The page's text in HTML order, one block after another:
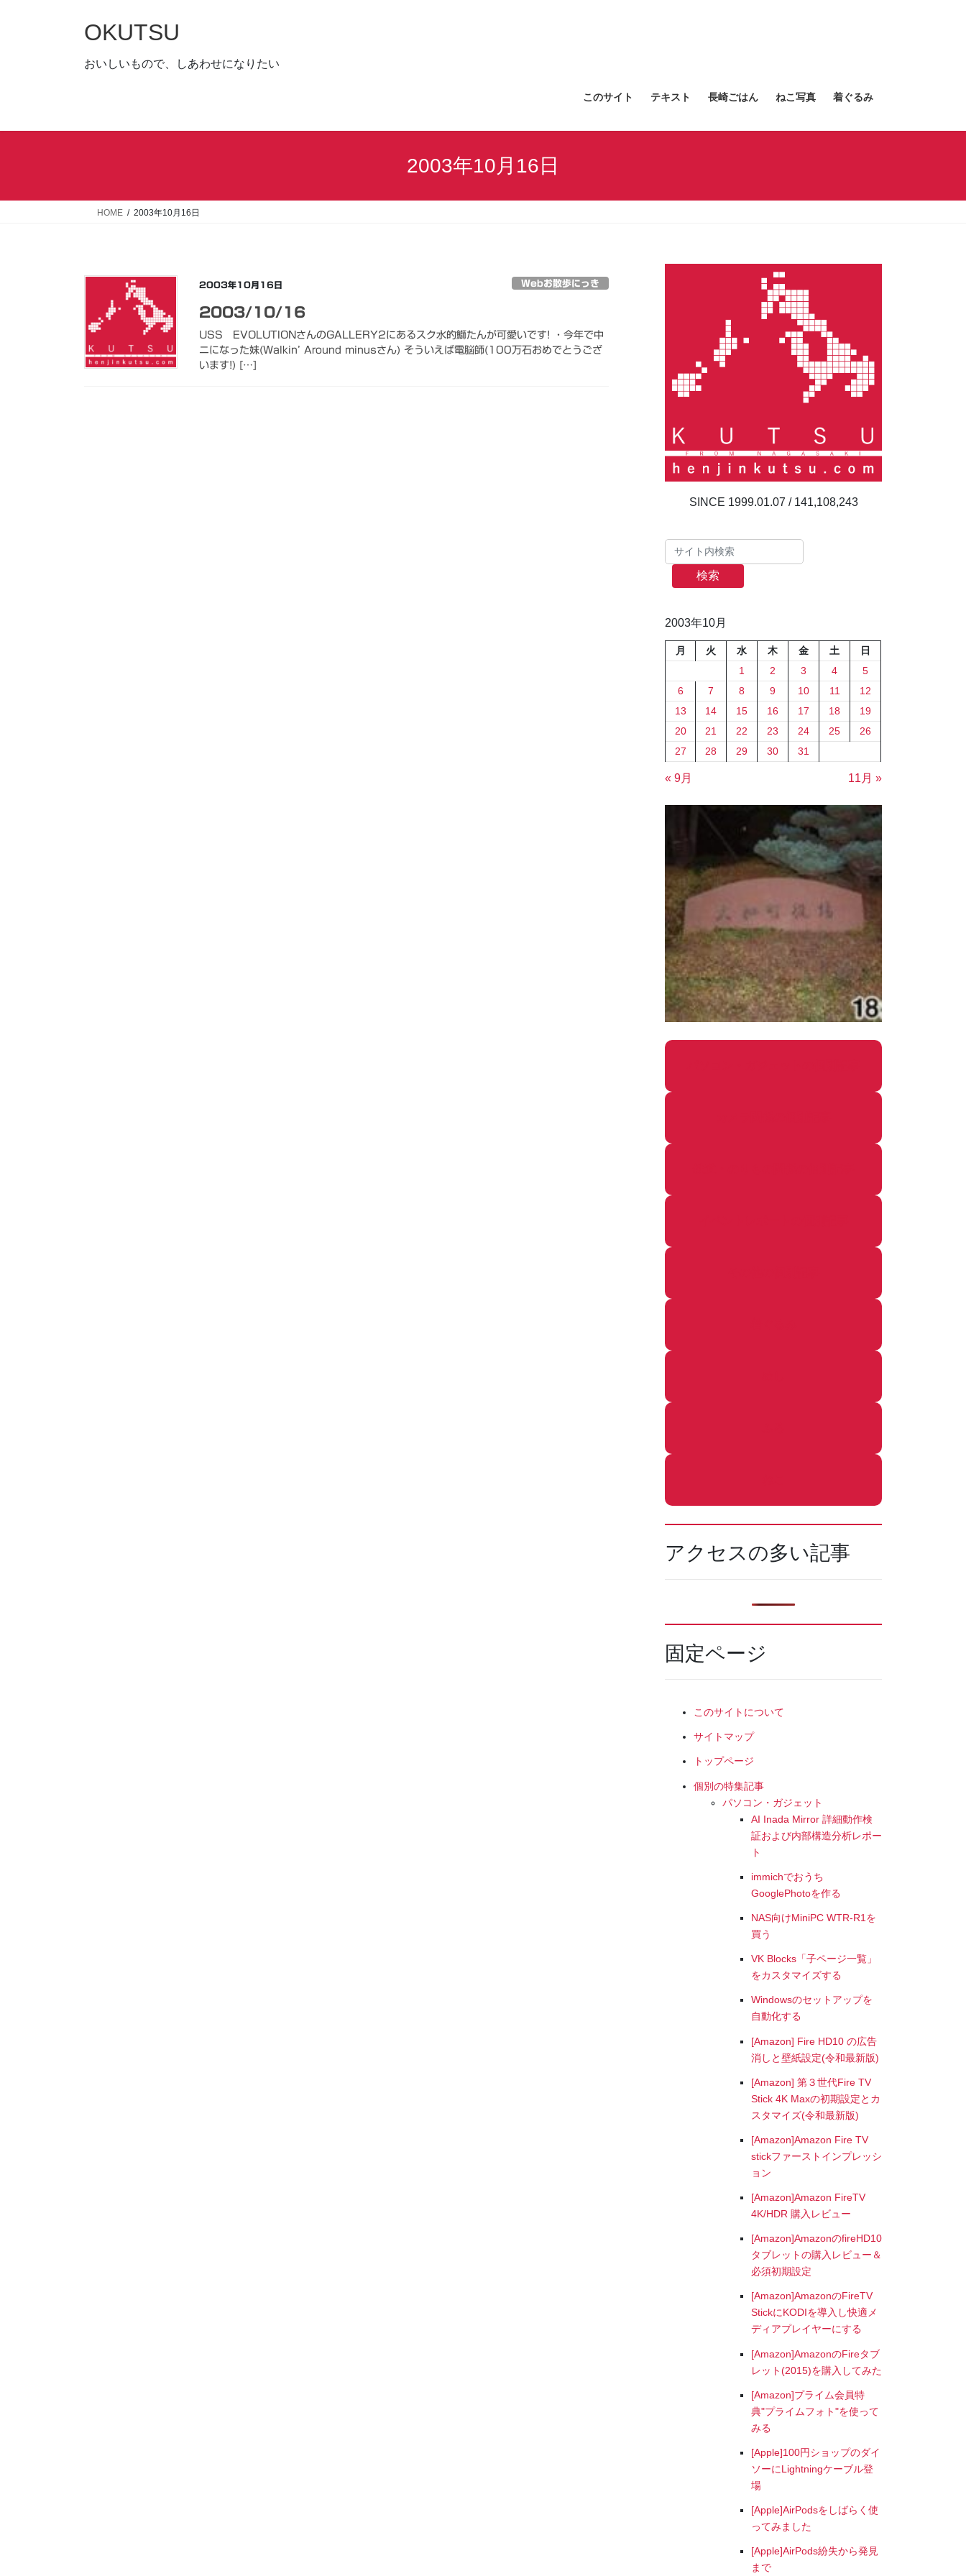
キ
に
OKUTSU
おいしいもので、しあわせになりたい
このサイト テキスト 長崎ごはん ねこ写真 着ぐるみ
2003年10月16日
HOME 2003年10月16日
2003年10月16日 Webお散歩にっき
2003/10/16
USS EVOLUTIONさんのGALLERY2にあるスク水的鰤たんが可愛いです! ・今年で中
ニになった妹(Walkin’ Around minusさん) そういえば電脳師(100万石おめでとうござ
います!) […]
141,108,243
検索
2003年10月
月 火 水 木 金 土
日
1
2 3 4
5
6
7 8 9 10 11
12
13
14 15 16 17 18
19
20
21 22 23 24 25
26
27
28 29 30 31
« 9月 11月 »
アクセスの多い記事
固定ページ
このサイトについて
サイトマップ
トップページ
個別の特集記事
パソコン・ガジェット
AI Inada Mirror 詳細動作検
証および内部構造分析レポー
ト
immichでおうち
GooglePhotoを作る
NAS向けMiniPC WTR-R1を
買う
VK Blocks「子ページ一覧」
をカスタマイズする
Windowsのセットアップを
自動化する
[Amazon] Fire HD10 の広告
消しと壁紙設定(令和最新版)
[Amazon] 第３世代Fire TV
Stick 4K Maxの初期設定とカ
スタマイズ(令和最新版)
[Amazon]Amazon Fire TV
stickファーストインプレッシ
ョン
[Amazon]Amazon FireTV
4K/HDR 購入レビュー
[Amazon]AmazonのfireHD10
タブレットの購入レビュー＆
必須初期設定
[Amazon]AmazonのFireTV
StickにKODIを導入し快適メ
ディアプレイヤーにする
[Amazon]AmazonのFireタブ
レット(2015)を購入してみた
[Amazon]プライム会員特
典"プライムフォト"を使って
みる
[Apple]100円ショップのダイ
ソーにLightningケーブル登
場
[Apple]AirPodsをしばらく使
ってみました
[Apple]AirPods紛失から発見
まで